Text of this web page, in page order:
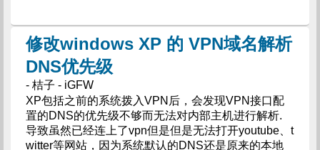
修改windows XP 的 VPN域名解析
DNS优先级
- 桔子 - iGFW
XP包括之前的系统拨入VPN后，会发现VPN接口配
置的DNS的优先级不够而无法对内部主机进行解析.
导致虽然已经连上了vpn但是但是无法打开youtube、t
witter等网站，因为系统默认的DNS还是原来的本地